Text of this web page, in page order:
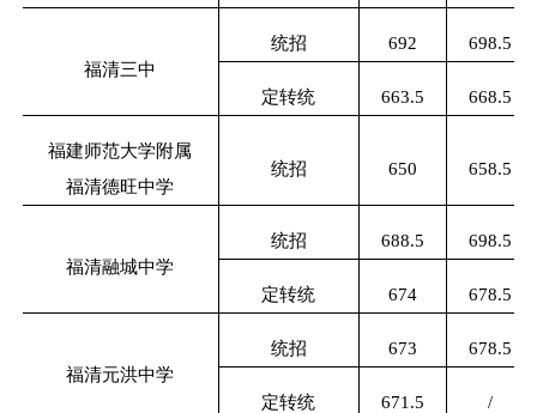
福清三中
统招 692 698.5
定转统 663.5 668.5
福建师范大学附属
福清德旺中学
统招 650 658.5
福清融城中学
统招 688.5 698.5
定转统 674 678.5
福清元洪中学
统招 673 678.5
定转统 671.5 /